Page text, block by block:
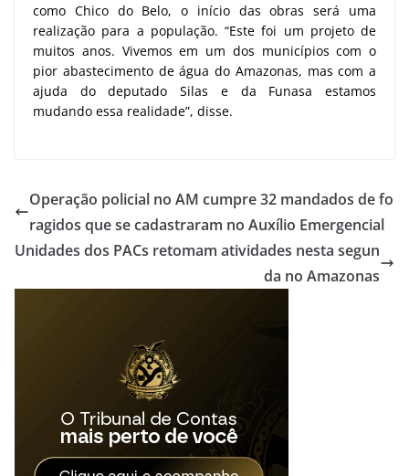
como Chico do Belo, o início das obras será uma
realização para a população. “Este foi um projeto de
muitos anos. Vivemos em um dos municípios com o
pior abastecimento de água do Amazonas, mas com a
ajuda do deputado Silas e da Funasa estamos
mudando essa realidade”, disse.
Operação policial no AM cumpre 32 mandados de fo
ragidos que se cadastraram no Auxílio Emergencial
Unidades dos PACs retomam atividades nesta segun
da no Amazonas